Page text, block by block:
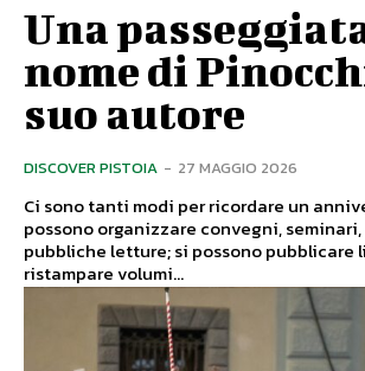
Una
nome di
suo autore
DISCOVER PISTOIA - 27 MAGGIO 2026
Ci sono tanti modi per ricordare un
possono organizzare convegni,
pubbliche letture; si possono pubblicare
ristampare volumi...